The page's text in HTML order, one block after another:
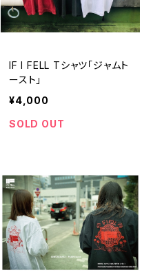
IF I FELL Tシャツ「ジャムト
ースト」
¥4,000
SOLD OUT